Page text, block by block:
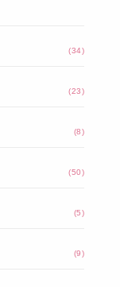
(34)
(23)
(8)
(50)
(5)
(9)